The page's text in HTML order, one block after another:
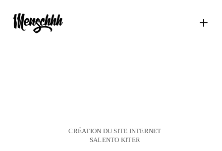
CRÉATION DU SITE INTERNET
SALENTO KITER